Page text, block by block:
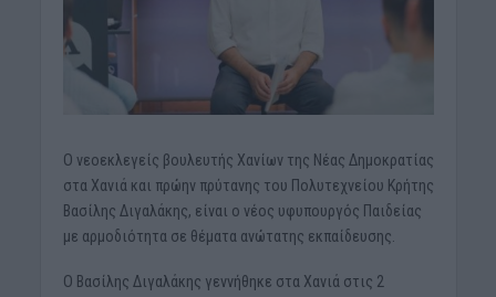
Ο νεοεκλεγείς βουλευτής Χανίων της Νέας Δημοκρατίας
στα Χανιά και πρώην πρύτανης του Πολυτεχνείου Κρήτης
Βασίλης Διγαλάκης, είναι ο νέος υφυπουργός Παιδείας
με αρμοδιότητα σε θέματα ανώτατης εκπαίδευσης.
Ο Βασίλης Διγαλάκης γεννήθηκε στα Χανιά στις 2